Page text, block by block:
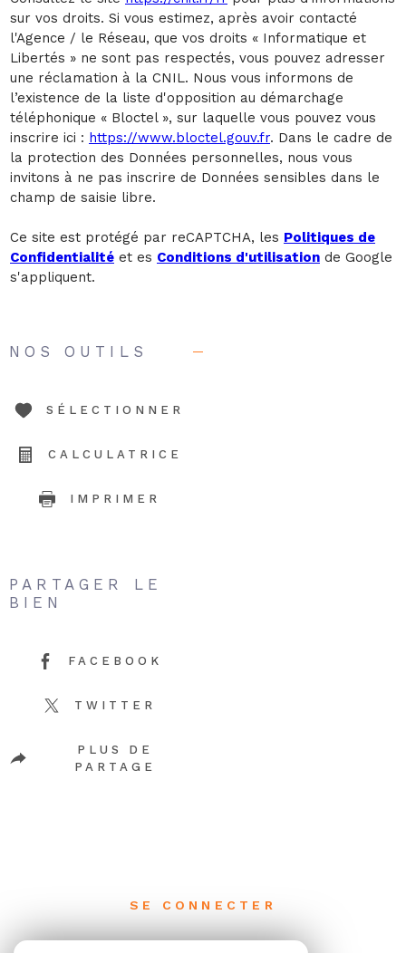
sur vos droits. Si vous estimez, après avoir contacté
l'Agence / le Réseau, que vos droits « Informatique et
Libertés » ne sont pas respectés, vous pouvez adresser
une réclamation à la CNIL. Nous vous informons de
l’existence de la liste d'opposition au démarchage
téléphonique « Bloctel », sur laquelle vous pouvez vous
inscrire ici : https://www.bloctel.gouv.fr. Dans le cadre de
la protection des Données personnelles, nous vous
invitons à ne pas inscrire de Données sensibles dans le
champ de saisie libre.
Ce site est protégé par reCAPTCHA, les Politiques de
Confidentialité et es Conditions d'utilisation de Google
s'appliquent.
NOS OUTILS
SÉLECTIONNER
CALCULATRICE
IMPRIMER
PARTAGER LE
BIEN
FACEBOOK
TWITTER
PLUS DE
PARTAGE
SE CONNECTER